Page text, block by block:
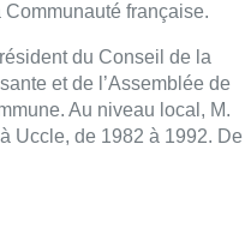
française.
du Conseil de la
et de l’Assemblée de
Au niveau local, M.
Uccle, de 1982 à 1992. De